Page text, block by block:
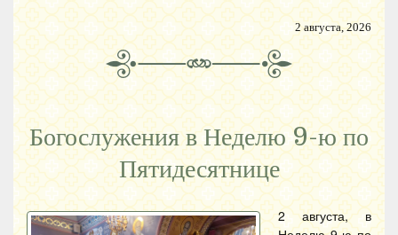
2 августа, 2026
Богослужения в Неделю 9-ю по
Пятидесятнице
2 августа, в